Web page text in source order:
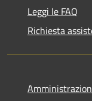
Leggi le FAQ
Richiesta